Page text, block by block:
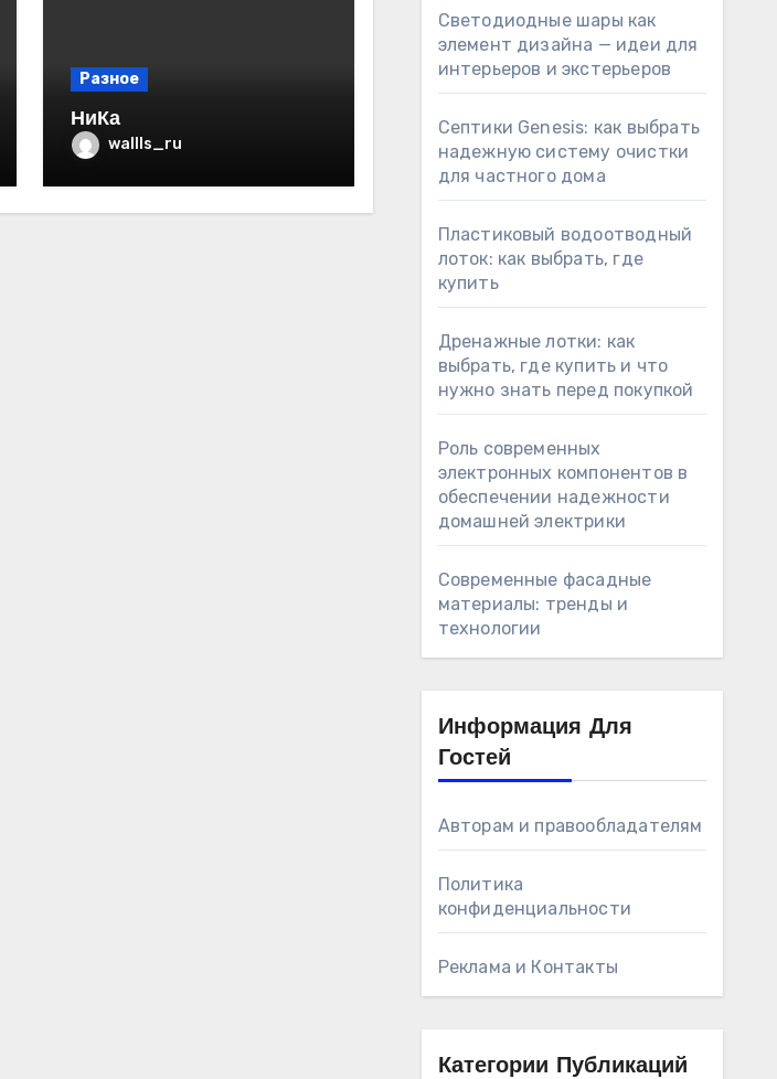
Разное
НиКа
wallls_ru
Светодиодные шары как
элемент дизайна — идеи для
интерьеров и экстерьеров
Септики Genesis: как выбрать
надежную систему очистки
для частного дома
Пластиковый водоотводный
лоток: как выбрать, где
купить
Дренажные лотки: как
выбрать, где купить и что
нужно знать перед покупкой
Роль современных
электронных компонентов в
обеспечении надежности
домашней электрики
Современные фасадные
материалы: тренды и
технологии
Информация Для
Гостей
Авторам и правообладателям
Политика
конфиденциальности
Реклама и Контакты
Категории Публикаций